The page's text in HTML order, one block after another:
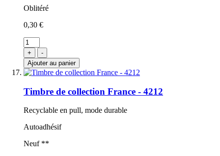
Oblitéré
0,30 €
+
-
Ajouter au panier
Timbre de collection France - 4212
Recyclable en pull, mode durable
Autoadhésif
Neuf **